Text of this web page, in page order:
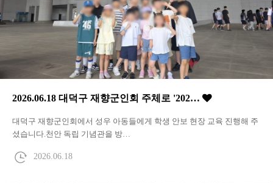
2026.06.18 대덕구 재향군인회 주체로 '202…
대덕구 재향군인회에서 성우 아동들에게 학생 안보 현장 교육 진행해 주
셨습니다.천안 독립 기념관을 방…
2026.06.18